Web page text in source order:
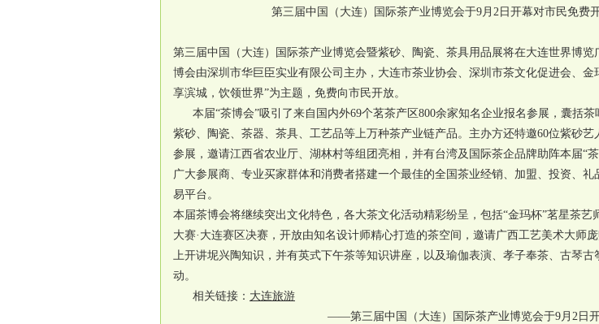
第三届中国 （大连）国际茶产业博览会于9月2日开幕对市民免费
第三届中国
（大连）国际茶产业博览会暨紫砂、陶瓷、茶具用品展将在大连世界博
博会由深圳市华巨臣实业有限公司主办，大连市茶业协会、深圳市茶文化促进会、金
享滨城，饮领世界”为主题，免费向市民开放。
本届“茶博会”吸引了来自国内外69个茗茶产区800余家知名企业报名参展，囊括茶
紫砂、陶瓷、茶器、茶具、工艺品等上万种茶产业链产品。主办方还特邀60位紫砂艺
参展，邀请江西省农业厅、湖林村等组团亮相，并有台湾及国际茶企品牌助阵本届“
广大参展商、专业买家群体和消费者搭建一个最佳的全国茶业经销、加盟、投资、礼
易平台。
本届茶博会将继续突出文化特色，各大茶文化活动精彩纷呈，包括“金玛杯”茗星茶艺
大赛·大连赛区决赛，开放由知名设计师精心打造的茶空间，邀请广西工艺美术大师
上开讲坭兴陶知识，并有英式下午茶等知识讲座，以及瑜伽表演、孝子奉茶、古琴古
动。
相关链接： 大连旅游
——第三届中国（大连）国际茶产业博览会于9月2日